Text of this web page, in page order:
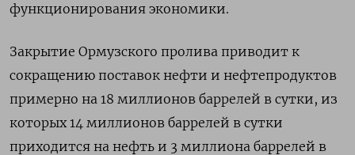
функционирования экономики.
Закрытие Ормузского пролива приводит к
сокращению поставок нефти ‌и нефтепродуктов
примерно на 18 миллионов баррелей в сутки, из
которых 14 миллионов баррелей в сутки
приходится на нефть и 3 миллиона баррелей в